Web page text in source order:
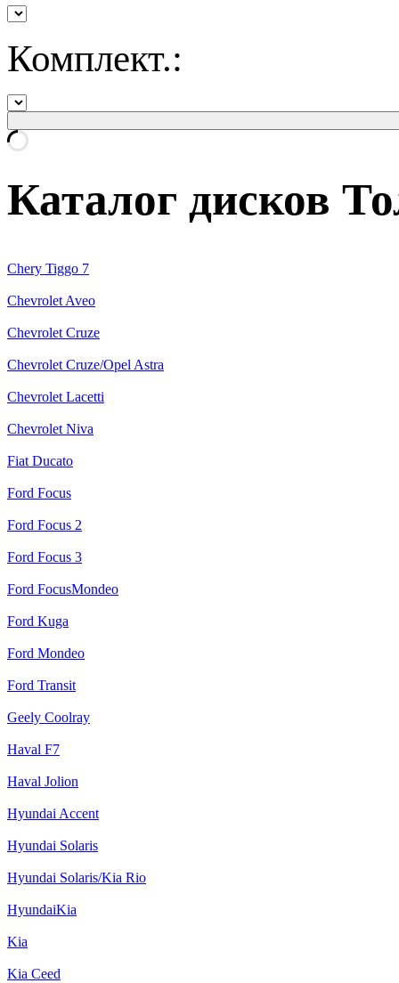
Комплект.:
Каталог дисков
Chery Tiggo 7
Chevrolet Aveo
Chevrolet Cruze
Chevrolet Cruze/Opel Astra
Chevrolet Lacetti
Chevrolet Niva
Fiat Ducato
Ford Focus
Ford Focus 2
Ford Focus 3
Ford FocusMondeo
Ford Kuga
Ford Mondeo
Ford Transit
Geely Coolray
Haval F7
Haval Jolion
Hyundai Accent
Hyundai Solaris
Hyundai Solaris/Kia Rio
HyundaiKia
Kia
Kia Ceed